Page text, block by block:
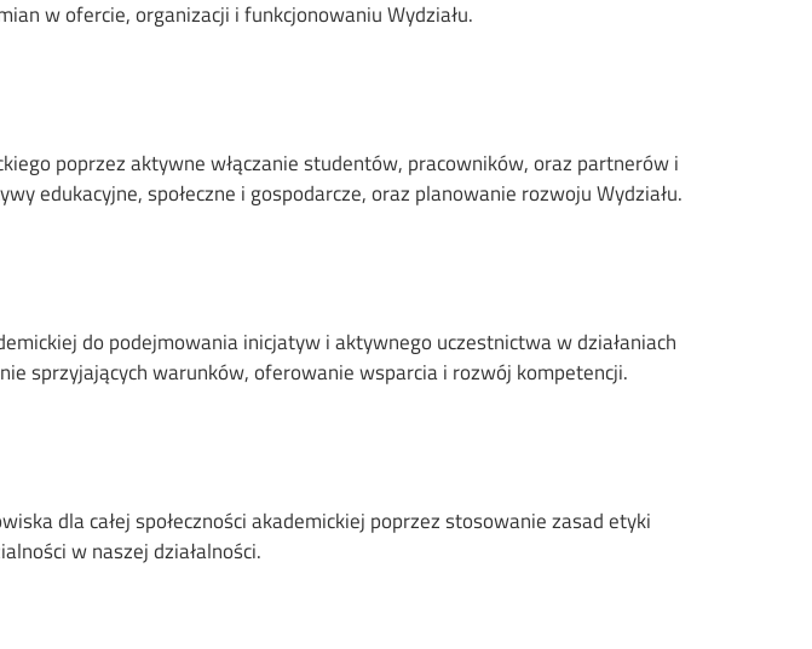
w ofercie, organizacji i funkcjonowaniu Wydziału.
poprzez aktywne włączanie studentów, pracowników, oraz partnerów i
edukacyjne, społeczne i gospodarcze, oraz planowanie rozwoju Wydziału.
do podejmowania inicjatyw i aktywnego uczestnictwa w działaniach
sprzyjających warunków, oferowanie wsparcia i rozwój kompetencji.
dla całej społeczności akademickiej poprzez stosowanie zasad etyki
w naszej działalności.